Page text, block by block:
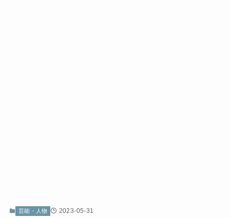
芸能・人物 2023-05-31